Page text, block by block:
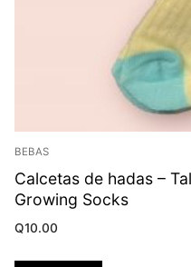
BEBAS
Calcetas de hadas –
Growing Socks
Q10.00